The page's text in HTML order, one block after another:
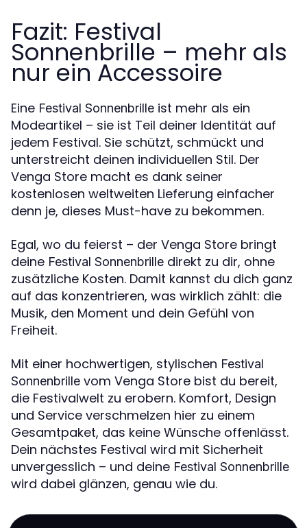
Fazit: Festival
Sonnenbrille – mehr als
nur ein Accessoire
Eine Festival Sonnenbrille ist mehr als ein
Modeartikel – sie ist Teil deiner Identität auf
jedem Festival. Sie schützt, schmückt und
unterstreicht deinen individuellen Stil. Der
Venga Store macht es dank seiner
kostenlosen weltweiten Lieferung einfacher
denn je, dieses Must-have zu bekommen.
Egal, wo du feierst – der Venga Store bringt
deine Festival Sonnenbrille direkt zu dir, ohne
zusätzliche Kosten. Damit kannst du dich ganz
auf das konzentrieren, was wirklich zählt: die
Musik, den Moment und dein Gefühl von
Freiheit.
Mit einer hochwertigen, stylischen Festival
Sonnenbrille vom Venga Store bist du bereit,
die Festivalwelt zu erobern. Komfort, Design
und Service verschmelzen hier zu einem
Gesamtpaket, das keine Wünsche offenlässt.
Dein nächstes Festival wird mit Sicherheit
unvergesslich – und deine Festival Sonnenbrille
wird dabei glänzen, genau wie du.